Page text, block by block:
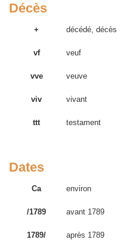
Décès
+ décédé, décès
vf veuf
vve veuve
viv vivant
ttt testament
Dates
Ca environ
/1789 avant 1789
1789/ après 1789